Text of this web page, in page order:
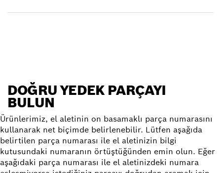
DOĞRU YEDEK PARÇAYI
BULUN
Ürünlerimiz, el aletinin on basamaklı parça numarasını
kullanarak net biçimde belirlenebilir. Lütfen aşağıda
belirtilen parça numarası ile el aletinizin bilgi
kutusundaki numaranın örtüştüğünden emin olun. Eğer
aşağıdaki parça numarası ile el aletinizdeki numara